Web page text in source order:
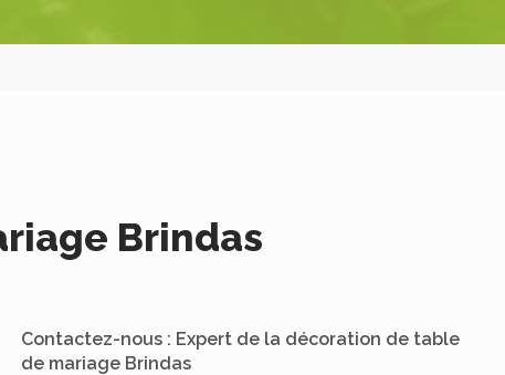
Brindas
Contactez-nous : Expert de la décoration de table
de mariage Brindas